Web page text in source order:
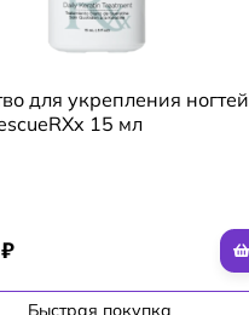
для укрепления ногтей
15 мл
₽
Быстрая покупка